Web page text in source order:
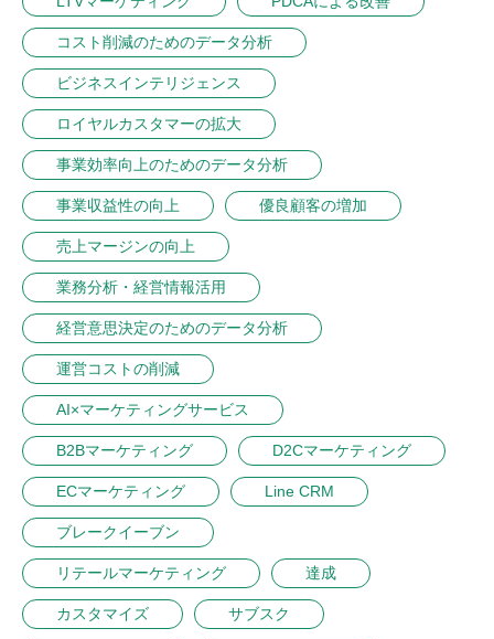
コスト削減のためのデータ分析
ビジネスインテリジェンス
ロイヤルカスタマーの拡大
事業効率向上のためのデータ分析
事業収益性の向上 優良顧客の増加
売上マージンの向上
業務分析・経営情報活用
経営意思決定のためのデータ分析
運営コストの削減
AI×マーケティングサービス
B2Bマーケティング D2Cマーケティング
ECマーケティング Line CRM
ブレークイーブン
リテールマーケティング 達成
カスタマイズ サブスク